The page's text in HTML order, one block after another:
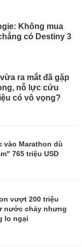
Không mua
có Destiny 3
ra mắt đã gặp
nỗ lực cứu
có vô vọng?
vào Marathon dù
765 triệu USD
vượt 200 triệu
nước chảy nhưng
lo ngại